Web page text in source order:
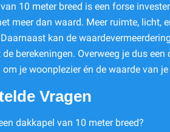
10 meter breed is een forse
meer dan waard. Meer ruimte, licht,
kan de
berekeningen. Overweeg je dus een
je woonplezier én de waarde van
Vragen
dakkapel van 10 meter breed?